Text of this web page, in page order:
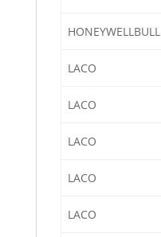
HONEYWELLBULL
LACO
LACO
LACO
LACO
LACO